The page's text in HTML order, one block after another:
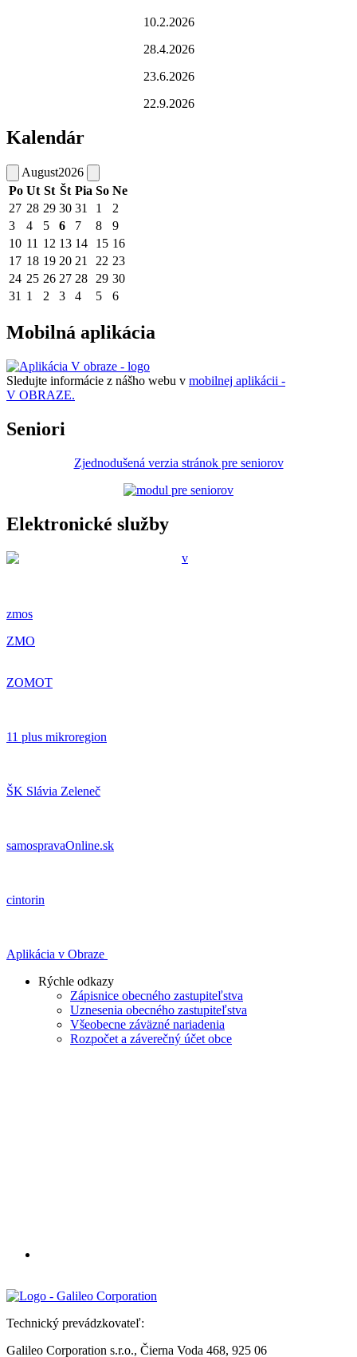
10.2.2026
28.4.2026
23.6.2026
22.9.2026
Kalendár
August2026
Po Ut St Št Pia So Ne
27 28 29 30 31 1
2
3
4 5 6 7 8
9
10 11 12 13 14 15 16
17 18 19 20 21 22 23
24 25 26 27 28 29 30
31 1 2 3 4 5 6
Mobilná aplikácia
Sledujte informácie z nášho webu v mobilnej aplikácii -
V OBRAZE.
Seniori
Zjednodušená verzia stránok pre seniorov
Elektronické služby
zmos
ZMO
ZOMOT
11 plus mikroregion
ŠK Slávia Zeleneč
samospravaOnline.sk
cintorin
Aplikácia v Obraze
Rýchle odkazy
Zápisnice obecného zastupiteľstva
Uznesenia obecného zastupiteľstva
Všeobecne záväzné nariadenia
Rozpočet a záverečný účet obce
Technický prevádzkovateľ:
Galileo Corporation s.r.o., Čierna Voda 468, 925 06